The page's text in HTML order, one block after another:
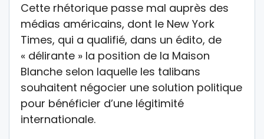
Cette rhétorique passe mal auprès des
médias américains, dont le New York
Times, qui a qualifié, dans un édito, de
« délirante » la position de la Maison
Blanche selon laquelle les talibans
souhaitent négocier une solution politique
pour bénéficier d’une légitimité
internationale.